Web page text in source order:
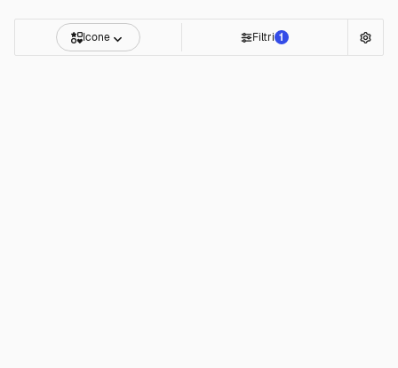
Icone Filtri 1